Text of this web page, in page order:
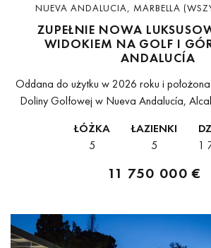
NUEVA ANDALUCIA, MARBELLA
ZUPEŁNIE NOWA
WIDOKIEM NA GOLF I
ANDALUCÍA
Oddana do użytku w 2026 roku i
Doliny Golfowej w Nueva Andalucía,
każdemu...
ŁÓŻKA
5
ŁAZIENKI
5
1
11 750 000 €